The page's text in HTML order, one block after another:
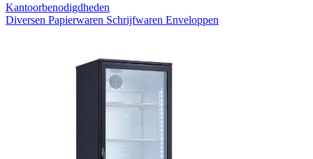
Kantoorbenodigdheden
Diversen Papierwaren Schrijfwaren Enveloppen